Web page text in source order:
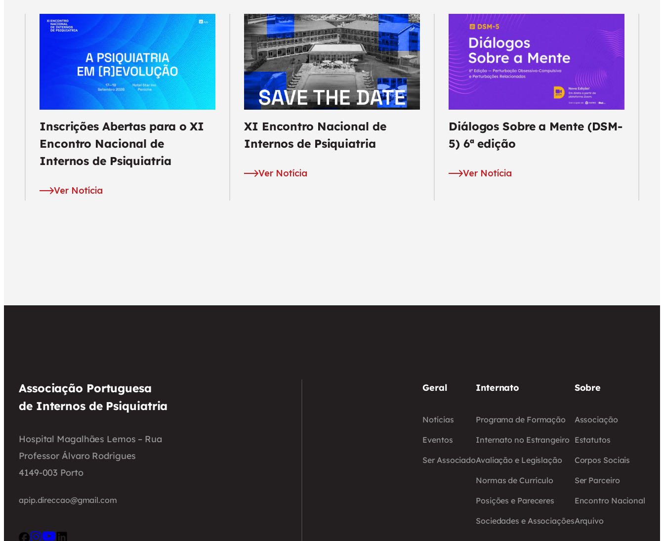
Inscrições Abertas para o XI
Encontro Nacional de
Internos de Psiquiatria
Ver Notícia
XI Encontro Nacional de
Internos de Psiquiatria
Ver Notícia
Diálogos Sobre a Mente (DSM-
5) 6ª edição
Ver Notícia
Associação Portuguesa
de Internos de Psiquiatria
Hospital Magalhães Lemos – Rua
Professor Álvaro Rodrigues
4149-003 Porto
apip.direccao@gmail.com
Geral
Notícias
Eventos
Ser Associado
Internato
Programa de Formação
Internato no Estrangeiro
Avaliação e Legislação
Normas de Currículo
Posições e Pareceres
Sociedades e Associações
Sobre
Associação
Estatutos
Corpos Sociais
Ser Parceiro
Encontro Nacional
Arquivo